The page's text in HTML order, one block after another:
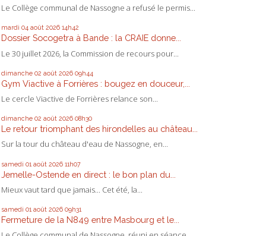
Le Collège communal de Nassogne a refusé le permis...
mardi 04 août 2026 14h42
Dossier Socogetra à Bande : la CRAIE donne...
Le 30 juillet 2026, la Commission de recours pour...
dimanche 02 août 2026 09h44
Gym Viactive à Forrières : bougez en douceur,...
Le cercle Viactive de Forrières relance son...
dimanche 02 août 2026 08h30
Le retour triomphant des hirondelles au château...
Sur la tour du château d'eau de Nassogne, en...
samedi 01 août 2026 11h07
Jemelle-Ostende en direct : le bon plan du...
Mieux vaut tard que jamais... Cet été, la...
samedi 01 août 2026 09h31
Fermeture de la N849 entre Masbourg et le...